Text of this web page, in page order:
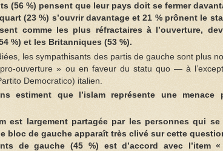
(56 %) pensent que leur pays doit se fermer
(23 %) s’ouvrir davantage et 21 % prônent le
comme les plus réfractaires à l’ouverture,
%) et les Britanniques (53 %).
les sympathisants des partis de gauche sont plus
ouverture » ou en faveur du statu quo — à
Democratico) italien.
estiment que l’islam représente une menace
est largement partagée par les personnes qui
bloc de gauche apparaît très clivé sur cette
de gauche (45 %) est d’accord avec l’item «